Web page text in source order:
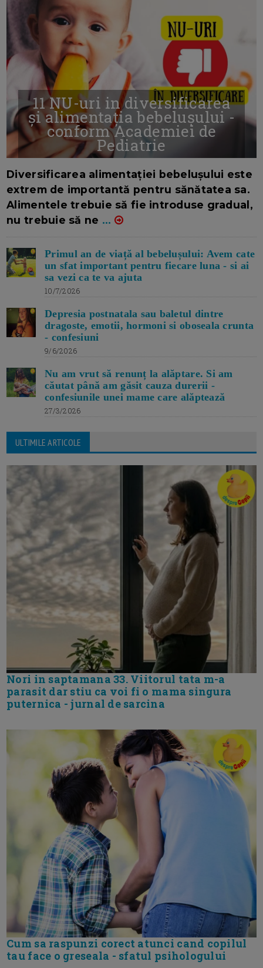
11 NU-uri in diversificarea
și alimentația bebelușului -
conform Academiei de
Pediatrie
Diversificarea alimentației bebelușului este
extrem de importantă pentru sănătatea sa.
Alimentele trebuie să fie introduse gradual,
nu trebuie să ne ...
Primul an de viață al bebelușului: Avem cate
un sfat important pentru fiecare luna - si ai
sa vezi ca te va ajuta
10/7/2026
Depresia postnatala sau baletul dintre
dragoste, emotii, hormoni si oboseala crunta
- confesiuni
9/6/2026
Nu am vrut să renunț la alăptare. Si am
căutat până am găsit cauza durerii -
confesiunile unei mame care alăptează
27/3/2026
ULTIMILE ARTICOLE
Nori in saptamana 33. Viitorul tata m-a
parasit dar stiu ca voi fi o mama singura
puternica - jurnal de sarcina
Cum sa raspunzi corect atunci cand copilul
tau face o greseala - sfatul psihologului